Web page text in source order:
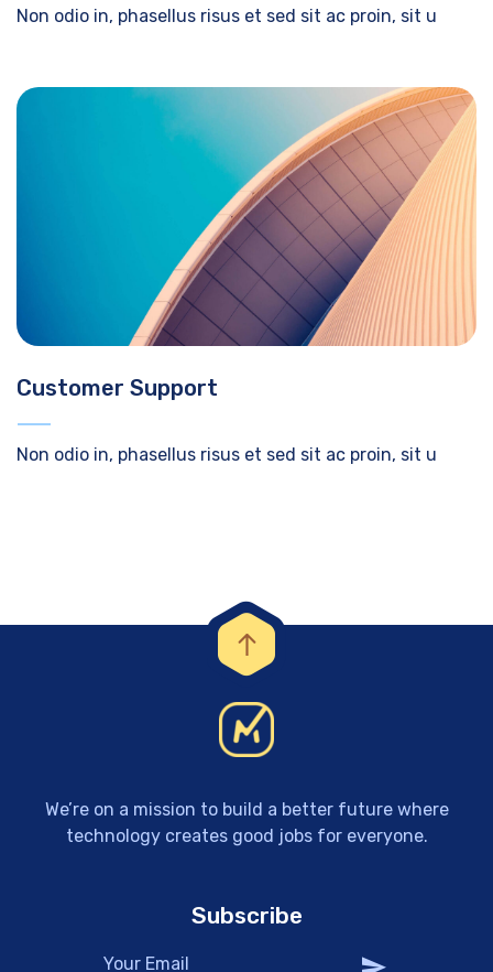
Non odio in, phasellus risus et sed sit ac proin, sit u
Customer Support
Non odio in, phasellus risus et sed sit ac proin, sit u
We’re on a mission to build a better future where
technology creates good jobs for everyone.
Subscribe